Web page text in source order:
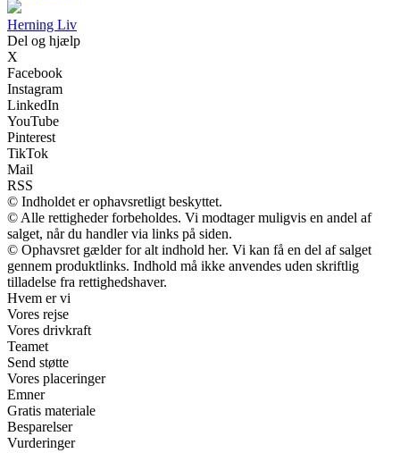
Herning Liv
Del og hjælp
X
Facebook
Instagram
LinkedIn
YouTube
Pinterest
TikTok
Mail
RSS
© Indholdet er ophavsretligt beskyttet.
© Alle rettigheder forbeholdes. Vi modtager muligvis en andel af
salget, når du handler via links på siden.
© Ophavsret gælder for alt indhold her. Vi kan få en del af salget
gennem produktlinks. Indhold må ikke anvendes uden skriftlig
tilladelse fra rettighedshaver.
Hvem er vi
Vores rejse
Vores drivkraft
Teamet
Send støtte
Vores placeringer
Emner
Gratis materiale
Besparelser
Vurderinger